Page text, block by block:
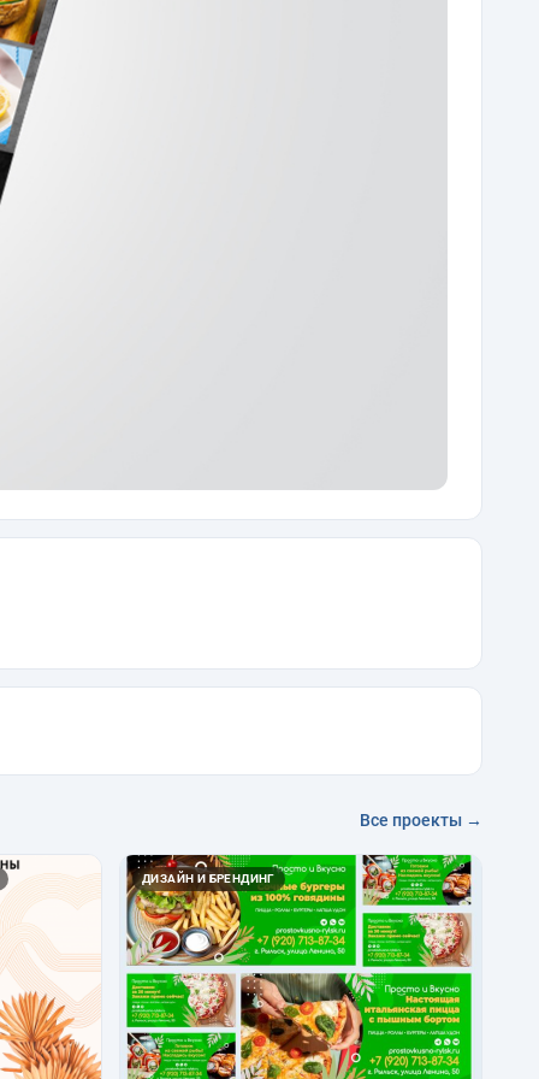
Все проекты →
ДИЗАЙН И БРЕНДИНГ